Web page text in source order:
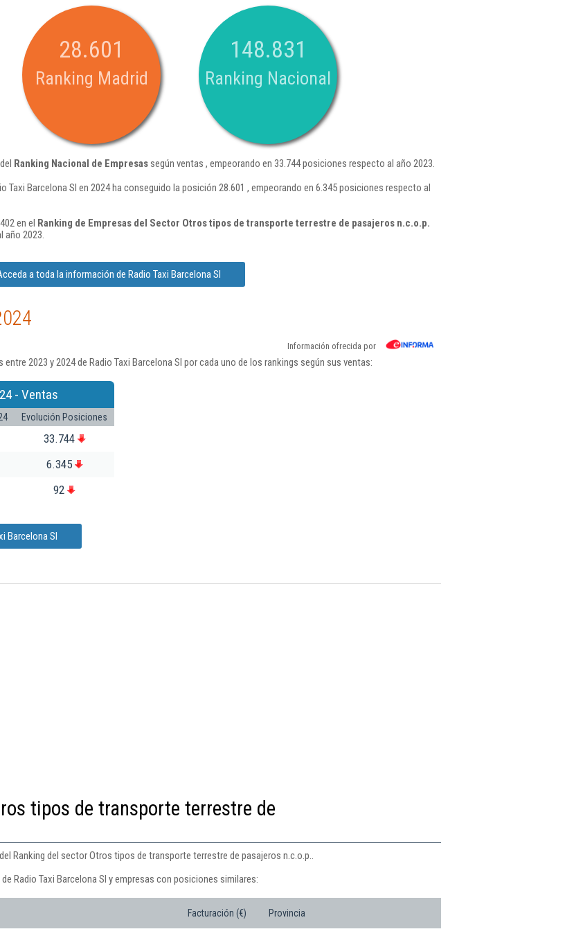
28.601
Ranking Madrid
148.831
Ranking Nacional
Ranking Nacional de Empresassegún ventas , empeorando en 33.744 posiciones respecto al año 2023.
Taxi Barcelona Sl en 2024 ha conseguido la posición 28.601 , empeorando en 6.345 posiciones respecto al
en el Ranking de Empresas del Sector Otros tipos de transporte terrestre de pasajeros n.c.o.p.
año 2023.
a toda la información de Radio Taxi Barcelona Sl
Información ofrecida por
2023 y 2024 de Radio Taxi Barcelona Sl por cada uno de los rankings según sus ventas:
- Ventas
Evolución Posiciones
33.744
6.345
92
Barcelona Sl
tipos de transporte terrestre de
Ranking del sector Otros tipos de transporte terrestre de pasajeros n.c.o.p..
Radio Taxi Barcelona Sl y empresas con posiciones similares:
Facturación (€) Provincia